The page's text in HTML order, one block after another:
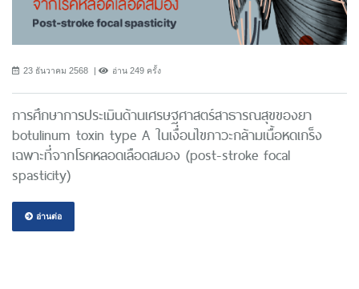
23 ธันวาคม 2568 อ่าน 249 ครั้ง
การศึกษาการประเมินด้านเศรษฐศาสตร์สาธารณสุขของยา
botulinum toxin type A ในเงื่อนไขภาวะกล้ามเนื้อหดเกร็ง
เฉพาะที่จากโรคหลอดเลือดสมอง (post-stroke focal
spasticity)
อ่านต่อ